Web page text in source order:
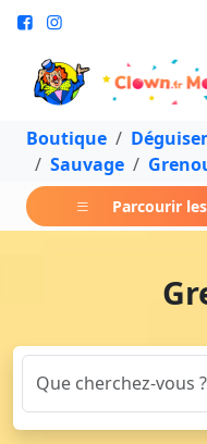
Boutique
Sauvage
Parcourir